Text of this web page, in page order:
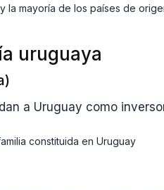
la mayoría de los países de
uruguaya
a Uruguay como
constituida en Uruguay